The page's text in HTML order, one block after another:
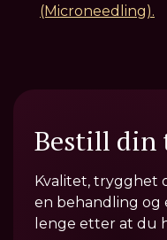
(Microneedling).
Bestill din
Kvalitet, trygghet
en behandling og
lenge etter at du